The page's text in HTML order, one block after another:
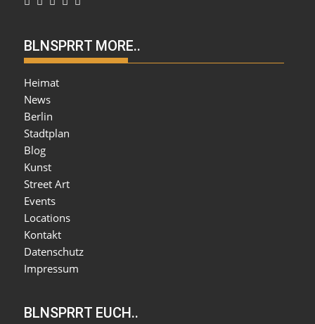
BLNSPRRT MORE..
Heimat
News
Berlin
Stadtplan
Blog
Kunst
Street Art
Events
Locations
Kontakt
Datenschutz
Impressum
BLNSPRRT EUCH..